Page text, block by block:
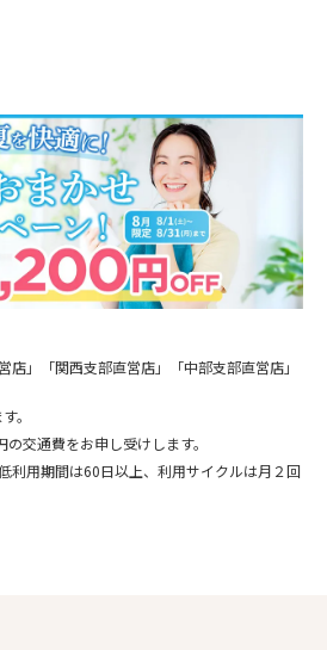
店」「関西支部直営店」「中部支部直営店」
。
交通費をお申し受けします。
利用期間は60日以上、利用サイクルは月２回